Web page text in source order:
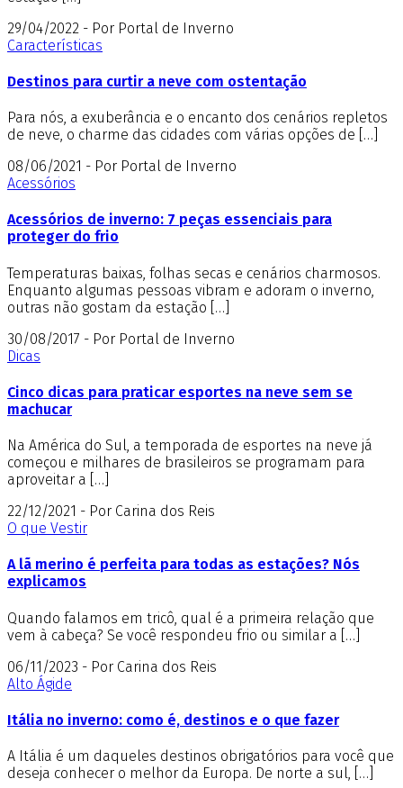
29/04/2022 - Por Portal de Inverno
Características
Destinos para curtir a neve com ostentação
Para nós, a exuberância e o encanto dos cenários repletos
de neve, o charme das cidades com várias opções de […]
08/06/2021 - Por Portal de Inverno
Acessórios
Acessórios de inverno: 7 peças essenciais para
proteger do frio
Temperaturas baixas, folhas secas e cenários charmosos.
Enquanto algumas pessoas vibram e adoram o inverno,
outras não gostam da estação […]
30/08/2017 - Por Portal de Inverno
Dicas
Cinco dicas para praticar esportes na neve sem se
machucar
Na América do Sul, a temporada de esportes na neve já
começou e milhares de brasileiros se programam para
aproveitar a […]
22/12/2021 - Por Carina dos Reis
O que Vestir
A lã merino é perfeita para todas as estações? Nós
explicamos
Quando falamos em tricô, qual é a primeira relação que
vem à cabeça? Se você respondeu frio ou similar a […]
06/11/2023 - Por Carina dos Reis
Alto Ágide
Itália no inverno: como é, destinos e o que fazer
A Itália é um daqueles destinos obrigatórios para você que
deseja conhecer o melhor da Europa. De norte a sul, […]